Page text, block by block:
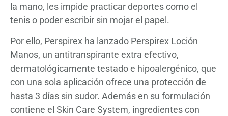
la mano, les impide practicar deportes como el
tenis o poder escribir sin mojar el papel.
Por ello, Perspirex ha lanzado Perspirex Loción
Manos, un antitranspirante extra efectivo,
dermatológicamente testado e hipoalergénico, que
con una sola aplicación ofrece una protección de
hasta 3 días sin sudor. Además en su formulación
contiene el Skin Care System, ingredientes con